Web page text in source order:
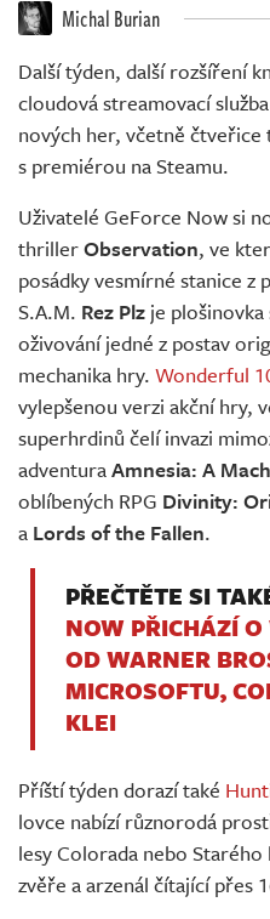
Živě Michal Burian
Další týden, další rozšíření
cloudová streamovací
nových her, včetně
s premiérou na Steamu.
Uživatelé GeForce Now si
thrillerObservation, ve
posádky vesmírné stanice
S.A.M. Rez Plz je plošinovka
oživování jedné z postav
mechanika hry. Wonderful
vylepšenou verzi akční hry,
superhrdinů čelí invazi
adventuraAmnesia: A
oblíbených RPG Divinity:
a Lords of the Fallen.
PŘEČTĚTE SI
NOW PŘICHÁZÍ O
OD WARNER
MICROSOFTU,
KLEI
Příští týden dorazí také
lovce nabízí různorodá
lesy Colorada nebo
zvěře a arzenál čítající přes